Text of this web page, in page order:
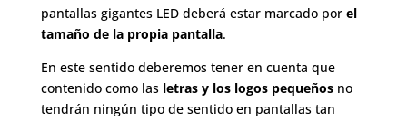
pantallas gigantes LED deberá estar marcado por el
tamaño de la propia pantalla.
En este sentido deberemos tener en cuenta que
contenido como las letras y los logos pequeñosno
tendrán ningún tipo de sentido en pantallas tan